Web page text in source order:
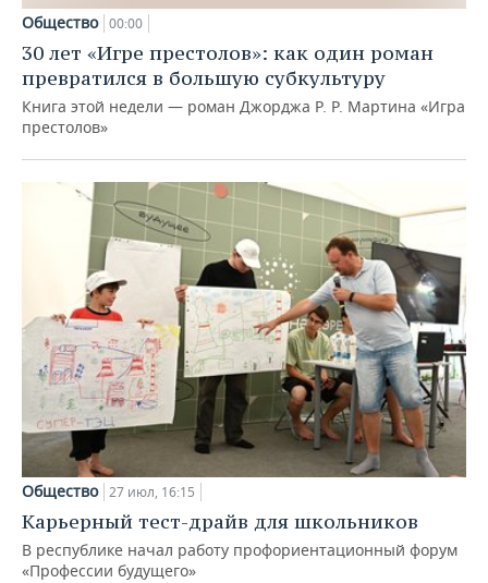
Общество 00:00
30 лет «Игре престолов»: как один роман
превратился в большую субкультуру
Книга этой недели — роман Джорджа Р. Р. Мартина «Игра
престолов»
Общество 27 июл, 16:15
Карьерный тест-драйв для школьников
В республике начал работу профориентационный форум
«Профессии будущего»